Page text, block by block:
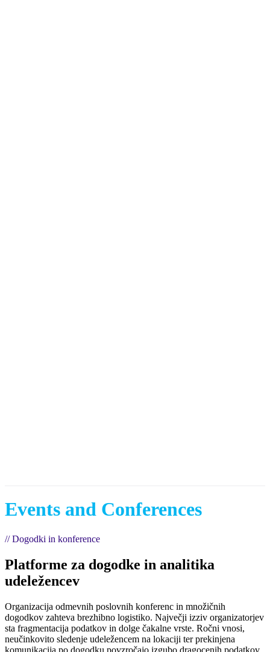
Events and Conferences
// Dogodki in konference
Platforme za dogodke in analitika
udeležencev
Organizacija odmevnih poslovnih konferenc in množičnih
dogodkov zahteva brezhibno logistiko. Največji izziv organizatorjev
sta fragmentacija podatkov in dolge čakalne vrste. Ročni vnosi,
neučinkovito sledenje udeležencem na lokaciji ter prekinjena
komunikacija po dogodku povzročajo izgubo dragocenih podatkov